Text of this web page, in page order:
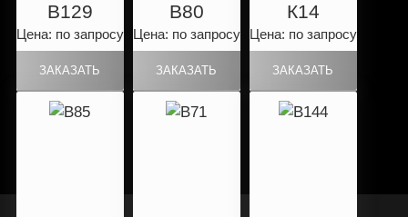
B129
Цена: по запросу
B80
Цена: по запросу
К14
Цена: по запросу